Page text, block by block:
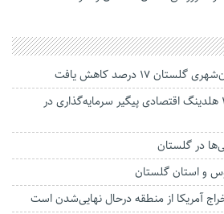
۱۷ درصد کاهش یافت
استاندار: بابک زنجانی با ۱۱ هلدینگ اقتصادی پیگیر سرمایه‌گذاری در
و استان گلستان
آمریکا از منطقه درحال نهایی‌شدن است